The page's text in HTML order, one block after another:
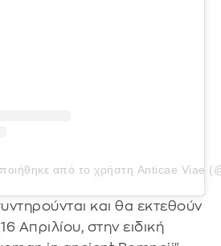
από το χρήστη Anticae Viae
και θα εκτεθούν
Απριλίου, στην ειδική